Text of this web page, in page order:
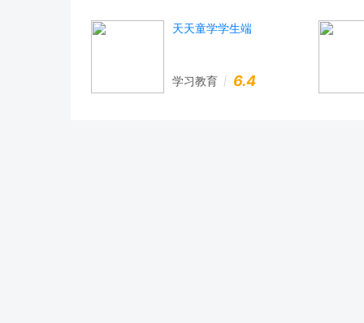
天天童学学生端
学习教育 6.4